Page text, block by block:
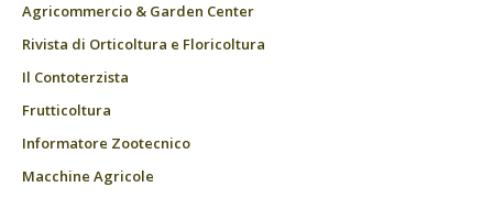
Agricommercio & Garden Center
Rivista di Orticoltura e Floricoltura
Il Contoterzista
Frutticoltura
Informatore Zootecnico
Macchine Agricole